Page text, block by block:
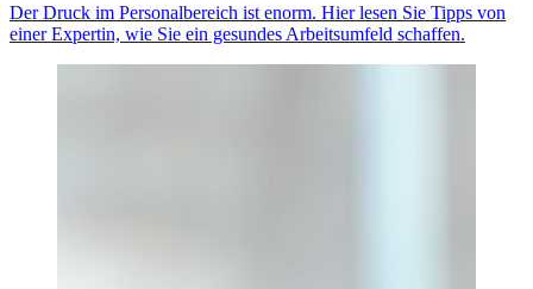
Der Druck im Personalbereich ist enorm. Hier lesen Sie Tipps von
einer Expertin, wie Sie ein gesundes Arbeitsumfeld schaffen.